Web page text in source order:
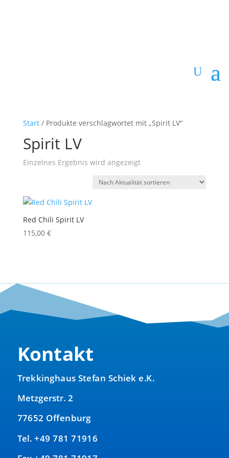
Start/ Produkte verschlagwortet mit „Spirit LV“
Spirit LV
Einzelnes Ergebnis wird angezeigt
Red Chili Spirit LV
115,00 €
Kontakt
Trekkinghaus Stefan Schiek e.K.
Metzgerstr. 2
77652 Offenburg
Tel. +49 781 71916